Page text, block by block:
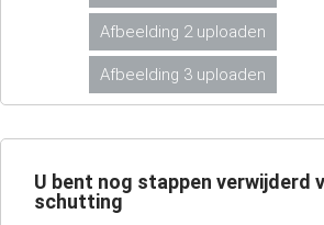
Afbeelding 2 uploaden
Afbeelding 3 uploaden
U bent nog stappen verwijderd
schutting